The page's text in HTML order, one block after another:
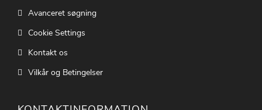
Avanceret søgning
Cookie Settings
Kontakt os
Vilkår og Betingelser